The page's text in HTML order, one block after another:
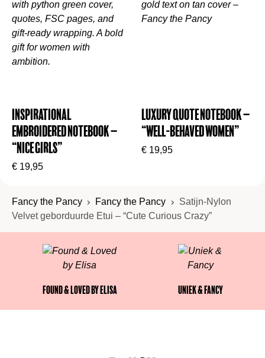
Inspirational
Embroidered Notebook –
“Nice Girls”
€ 19,95
Luxury Quote Notebook –
“Well-Behaved Women”
€ 19,95
Fancy the Pancy Fancy the Pancy
Satijn-Nylon
Velvet geborduurde Etui – “Cute Curious Crazy”
Found & Loved by Elisa Uniek & Fancy